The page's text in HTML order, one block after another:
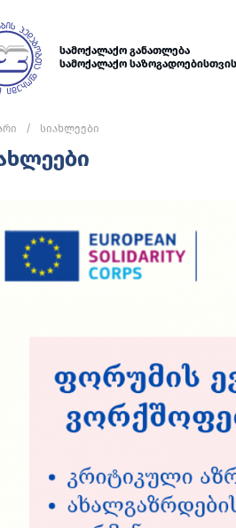
სამოქალაქო განათლება
სამოქალაქო საზოგადოებისთვის
სიახლეები